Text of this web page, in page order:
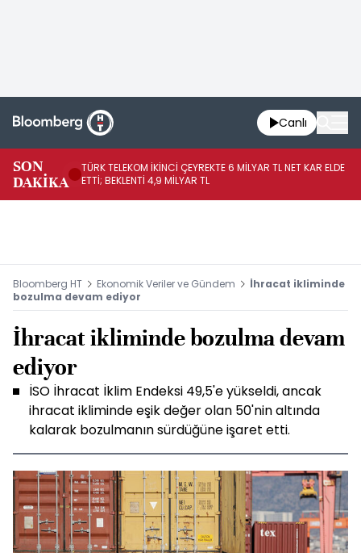
Canlı
SON
DAKİKA
TÜRK TELEKOM İKİNCİ ÇEYREKTE 6 MİLYAR TL NET KAR ELDE
ETTİ; BEKLENTİ 4,9 MİLYAR TL
Bloomberg HT Ekonomik Veriler ve Gündem
İhracat ikliminde
bozulma devam ediyor
İhracat ikliminde bozulma devam
ediyor
İSO İhracat İklim Endeksi 49,5'e yükseldi, ancak
ihracat ikliminde eşik değer olan 50'nin altında
kalarak bozulmanın sürdüğüne işaret etti.